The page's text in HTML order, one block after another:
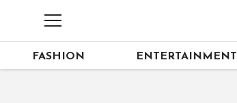
FASHION ENTERTAINMENT